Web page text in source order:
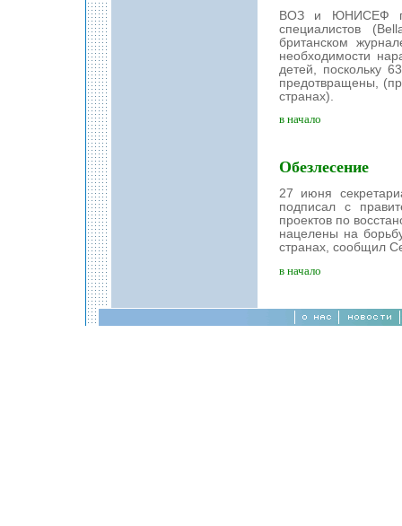
ВОЗ и ЮНИСЕФ
специалистов
британском
необходимости
детей, поскольку
предотвращены,
странах).
в начало
Обезлесение
27 июня
подписал с
проектов по
нацелены на
странах, сообщил
в начало